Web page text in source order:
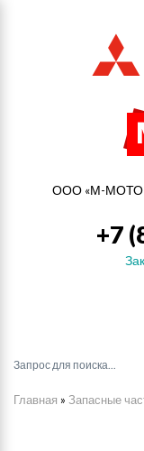
ООО «М-
+7
Главная » Запасные